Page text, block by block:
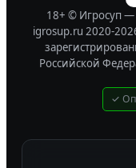
18+ © Игросуп
igrosup.ru 2020-
Российской
✓